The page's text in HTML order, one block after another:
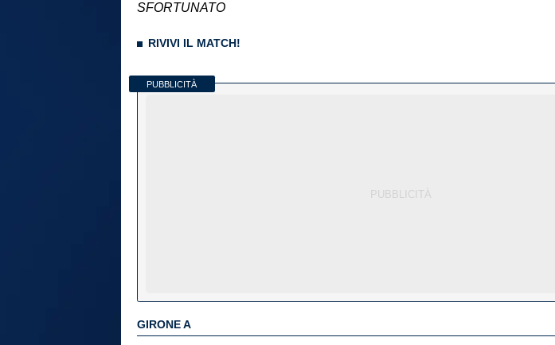
SFORTUNATO
RIVIVI IL MATCH!
PUBBLICITÀ
GIRONE A